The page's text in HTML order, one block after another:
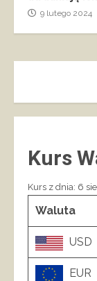
9 lutego 2024
Kurs
Kurs z dnia: 6
Waluta
USD
EUR